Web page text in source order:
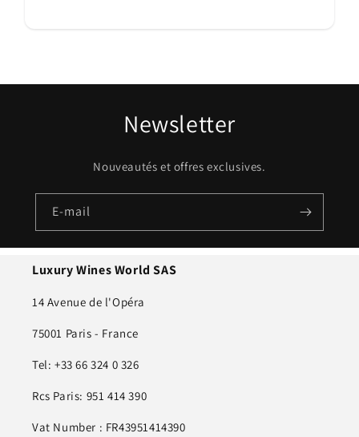
Newsletter
Nouveautés et offres exclusives.
E-mail
Luxury Wines World SAS
14 Avenue de l'Opéra
75001 Paris - France
Tel: +33 66 324 0 326
Rcs Paris: 951 414 390
Vat Number : FR43951414390